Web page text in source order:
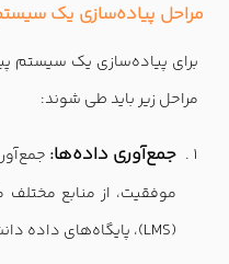
مراحل پیاده‌سازی یک
برای پیاده‌سازی یک سیستم
مراحل زیر باید طی شوند:
جمع‌آوری داده‌ها:
موفقیت، از منابع
(LMS)، پایگاه‌های داده دانشجویی و نظرسنجی‌ها.